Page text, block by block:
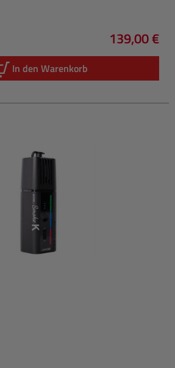
Regulärer
139,00 €
In den Warenkorb